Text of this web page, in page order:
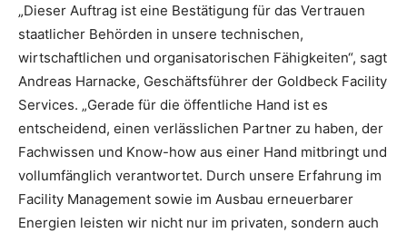
„Dieser Auftrag ist eine Bestätigung für das Vertrauen
staatlicher Behörden in unsere technischen,
wirtschaftlichen und organisatorischen Fähigkeiten“, sagt
Andreas Harnacke, Geschäftsführer der Goldbeck Facility
Services. „Gerade für die öffentliche Hand ist es
entscheidend, einen verlässlichen Partner zu haben, der
Fachwissen und Know-how aus einer Hand mitbringt und
vollumfänglich verantwortet. Durch unsere Erfahrung im
Facility Management sowie im Ausbau erneuerbarer
Energien leisten wir nicht nur im privaten, sondern auch